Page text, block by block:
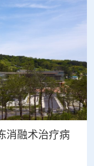
消融术治疗病